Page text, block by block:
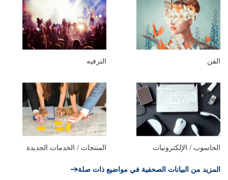
الفن الترفيه
الحاسوب / الإلكترونيات المنتجات / الخدمات الجديدة
المزيد من البيانات الصحفية في مواضيع ذات صلة